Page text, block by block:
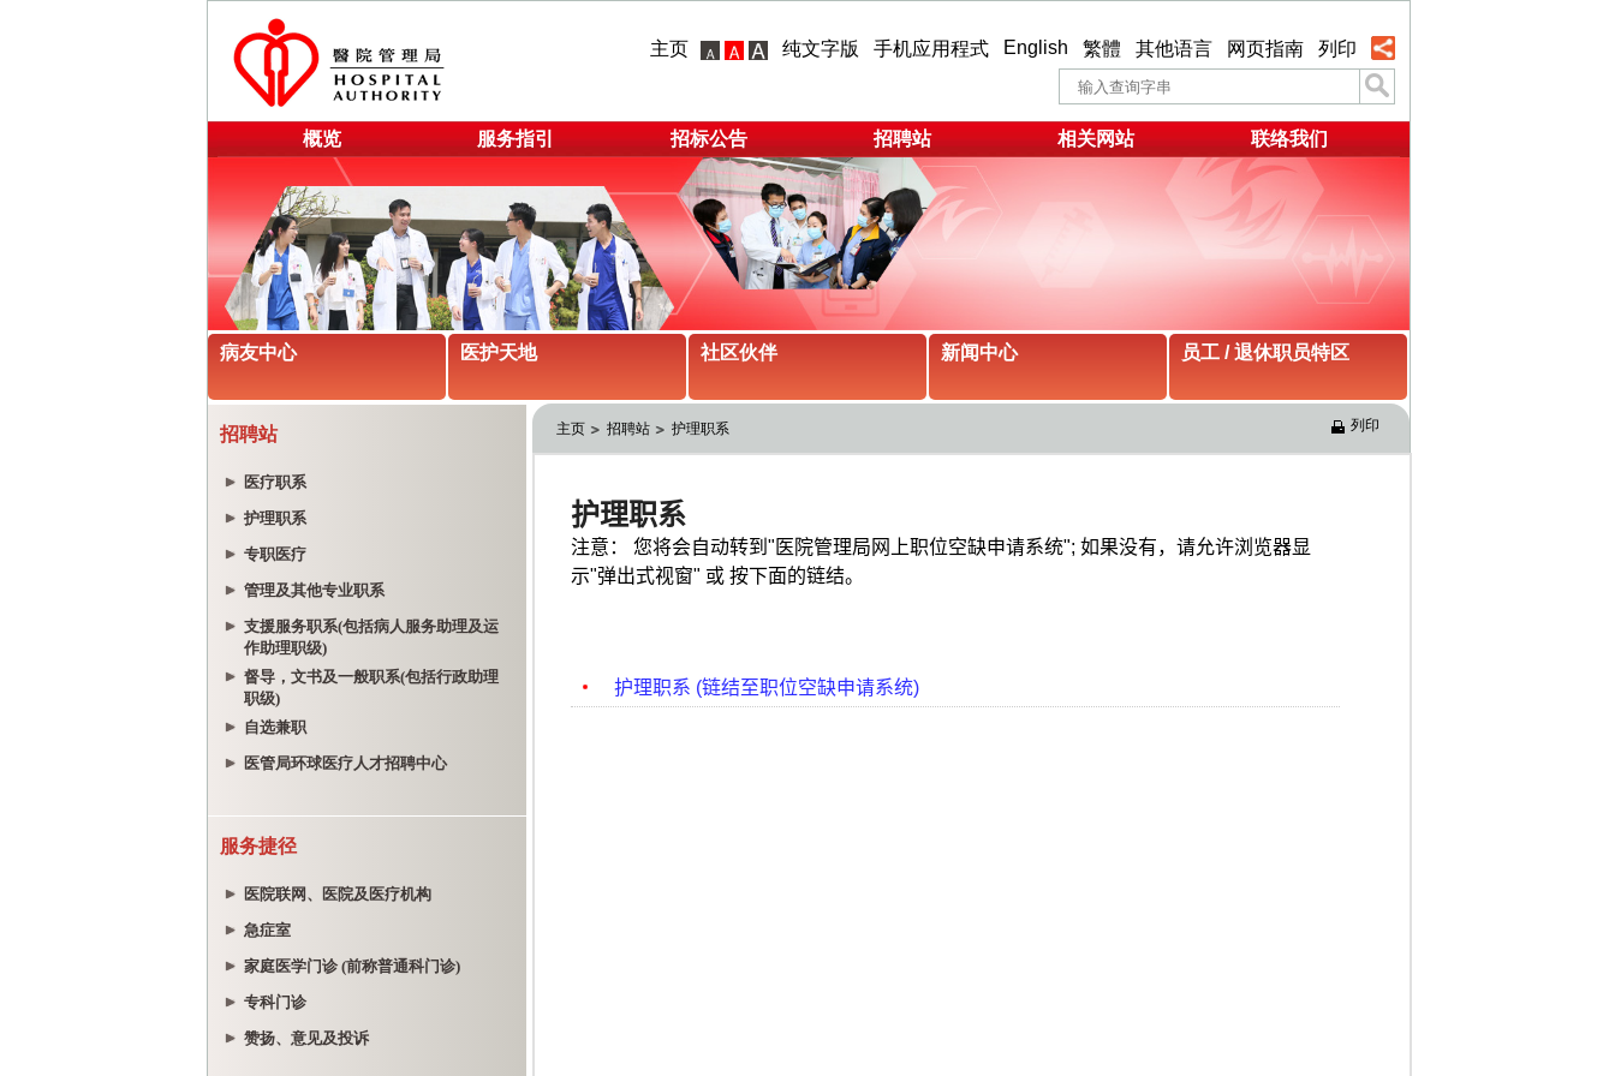
主页 纯文字版 手机应用程式 English 繁體 其他语言 网页指南 列印
概览 服务指引 招标公告 招聘站 相关网站 联络我们
病友中心 医护天地 社区伙伴 新闻中心 员工 / 退休职员特区
招聘站
医疗职系
护理职系
专职医疗
管理及其他专业职系
支援服务职系(包括病人服务助理及运
作助理职级)
督导，文书及一般职系(包括行政助理
职级)
自选兼职
医管局环球医疗人才招聘中心
服务捷径
医院联网、医院及医疗机构
急症室
家庭医学门诊 (前称普通科门诊)
专科门诊
赞扬、意见及投诉
主页 招聘站 护理职系 列印